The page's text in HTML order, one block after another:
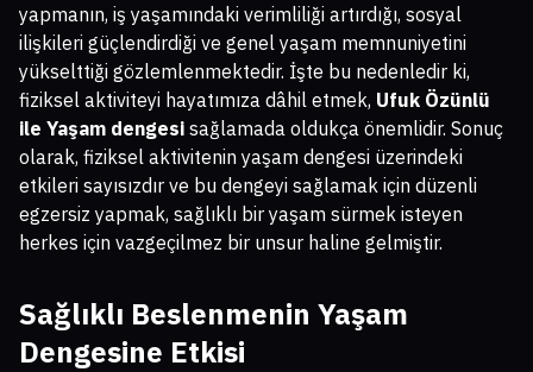
yapmanın, iş yaşamındaki verimliliği artırdığı, sosyal
ilişkileri güçlendirdiği ve genel yaşam memnuniyetini
yükselttiği gözlemlenmektedir. İşte bu nedenledir ki,
fiziksel aktiviteyi hayatımıza dâhil etmek, Ufuk Özünlü
ile Yaşam dengesi sağlamada oldukça önemlidir. Sonuç
olarak, fiziksel aktivitenin yaşam dengesi üzerindeki
etkileri sayısızdır ve bu dengeyi sağlamak için düzenli
egzersiz yapmak, sağlıklı bir yaşam sürmek isteyen
herkes için vazgeçilmez bir unsur haline gelmiştir.
Sağlıklı Beslenmenin Yaşam
Dengesine Etkisi